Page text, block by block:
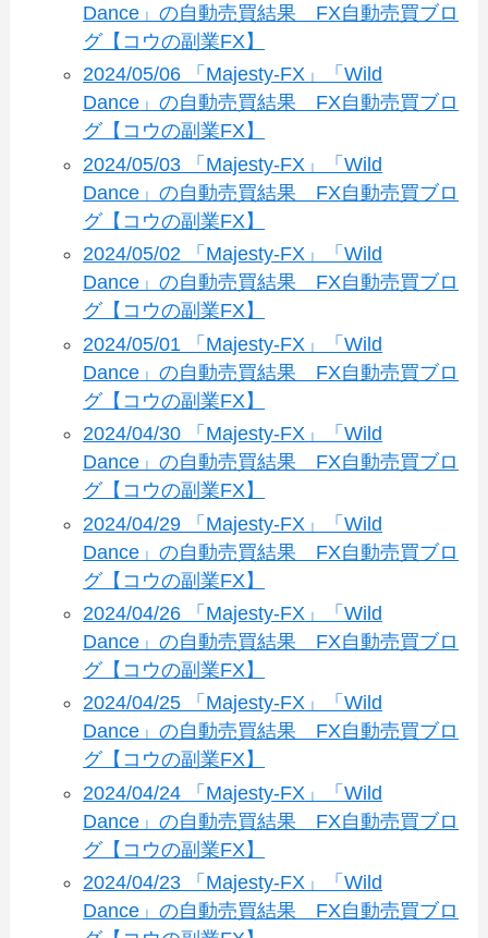
Dance」の自動売買結果 FX自動売買ブロ
グ【コウの副業FX】
2024/05/06 「Majesty-FX」「Wild
Dance」の自動売買結果 FX自動売買ブロ
グ【コウの副業FX】
2024/05/03 「Majesty-FX」「Wild
Dance」の自動売買結果 FX自動売買ブロ
グ【コウの副業FX】
2024/05/02 「Majesty-FX」「Wild
Dance」の自動売買結果 FX自動売買ブロ
グ【コウの副業FX】
2024/05/01 「Majesty-FX」「Wild
Dance」の自動売買結果 FX自動売買ブロ
グ【コウの副業FX】
2024/04/30 「Majesty-FX」「Wild
Dance」の自動売買結果 FX自動売買ブロ
グ【コウの副業FX】
2024/04/29 「Majesty-FX」「Wild
Dance」の自動売買結果 FX自動売買ブロ
グ【コウの副業FX】
2024/04/26 「Majesty-FX」「Wild
Dance」の自動売買結果 FX自動売買ブロ
グ【コウの副業FX】
2024/04/25 「Majesty-FX」「Wild
Dance」の自動売買結果 FX自動売買ブロ
グ【コウの副業FX】
2024/04/24 「Majesty-FX」「Wild
Dance」の自動売買結果 FX自動売買ブロ
グ【コウの副業FX】
2024/04/23 「Majesty-FX」「Wild
Dance」の自動売買結果 FX自動売買ブロ